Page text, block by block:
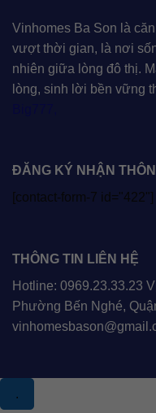
Vinhomes Ba Son là
vượt thời gian, là nơi
nhiên giữa lòng đô thị.
lòng, sinh lời bền vững
ĐĂNG KÝ NHẬN
[contact-form-7 id="422"]
THÔNG TIN LIÊN HỆ
Hotline: 0969.23.33.23
Phường Bến Nghé,
.